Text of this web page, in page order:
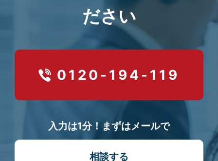
ださい
0120-194-119
入力は1分！まずはメールで
相談する